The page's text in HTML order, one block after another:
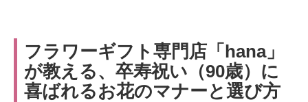
フラワーギフト専門店「hana」
が教える、卒寿祝い（90歳）に
喜ばれるお花のマナーと選び方